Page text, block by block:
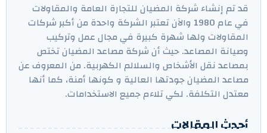
قد تم إنشاء شركة المضيان للتجارة العامة والمقاولات
في عام 1980 والآن تعتبر الشركة واحدة من أكبر شركات
المقاولات ولها شهرة كبيرة في مجال عمل وتركيب
وصيانة المصاعد. حيث أن شركة مصاعد المضيان تختص
بمصاعد نقل الأشخاص والسلالم الكهربية. من المعروف عن
مصاعد المضيان جودتها العالية و كونها أمنة، كما أنها
معتدل التكلفة. لكي تلاءم جميع الاستخدامات.
أحدث المقالات